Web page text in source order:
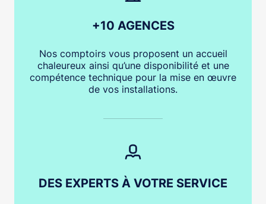
+10 AGENCES
Nos comptoirs vous proposent un accueil
chaleureux ainsi qu’une disponibilité et une
compétence technique pour la mise en œuvre
de vos installations.
DES EXPERTS À VOTRE SERVICE